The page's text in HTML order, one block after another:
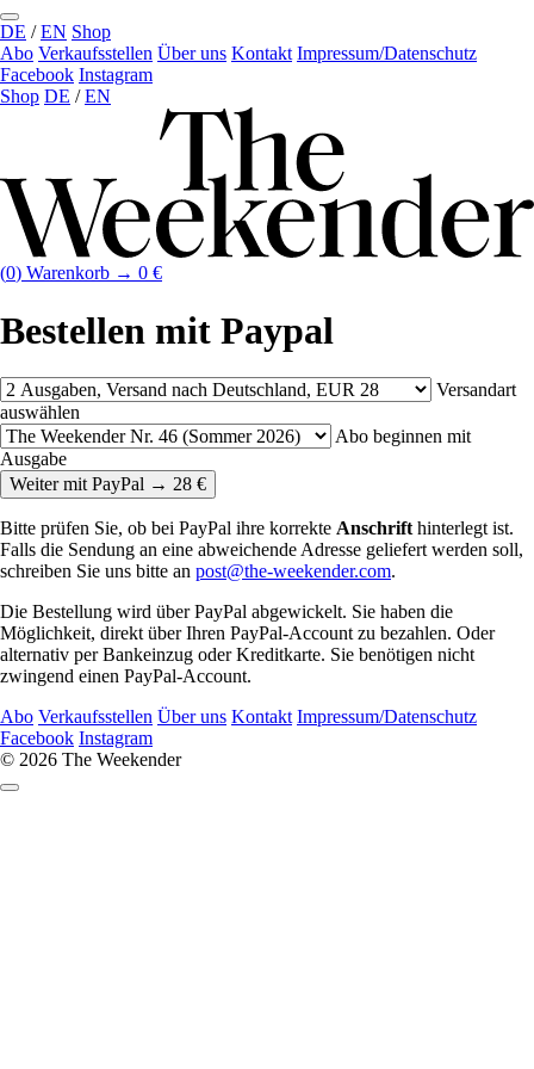
DE /EN Shop
Abo Verkaufs­stellen Über uns Kontakt Impressum/Datenschutz
Facebook Instagram
Shop DE /EN
(0) Warenkorb → 0 €
Bestellen mit Paypal
Versandart
auswählen
Abo beginnen mit
Ausgabe
Weiter mit PayPal → 28 €
Bitte prüfen Sie, ob bei PayPal ihre korrekte Anschrift hinterlegt ist.
Falls die Sendung an eine abweichende Adresse geliefert werden soll,
schreiben Sie uns bitte an post@the-weekender.com.
Die Bestellung wird über PayPal abgewickelt. Sie haben die
Möglichkeit, direkt über Ihren PayPal-Account zu bezahlen. Oder
alternativ per Bankeinzug oder Kreditkarte. Sie benötigen nicht
zwingend einen PayPal-Account.
Abo Verkaufs­stellen Über uns Kontakt Impressum/Datenschutz
Facebook Instagram
© 2026 The Weekender